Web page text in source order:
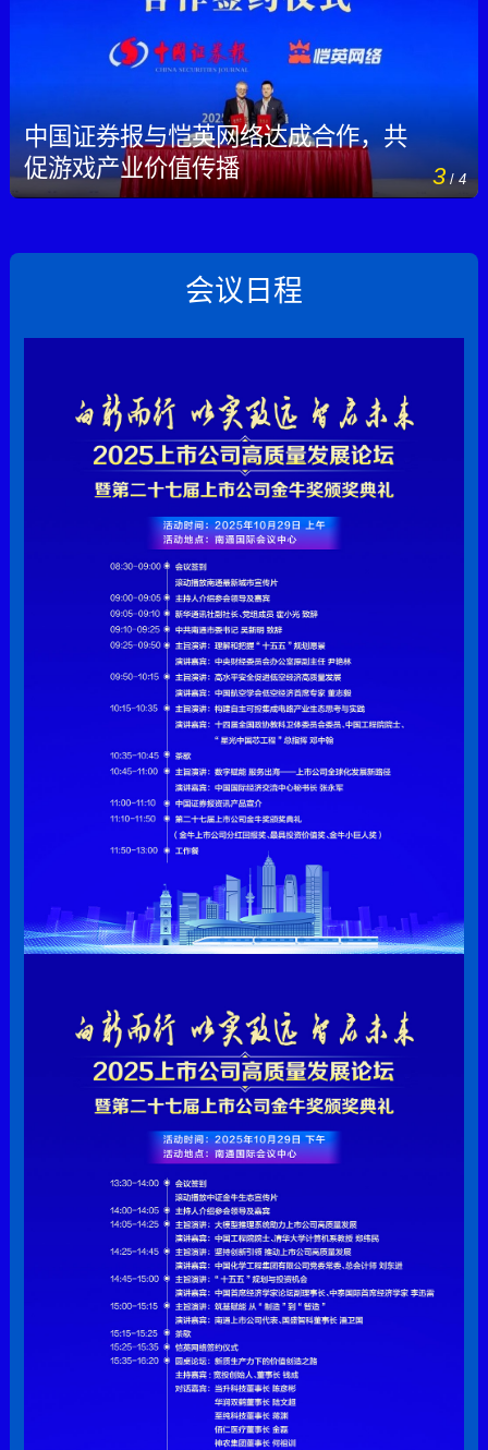
中国证券报与恺英网络达成合作，共
促游戏产业价值传播
3/4
会议日程